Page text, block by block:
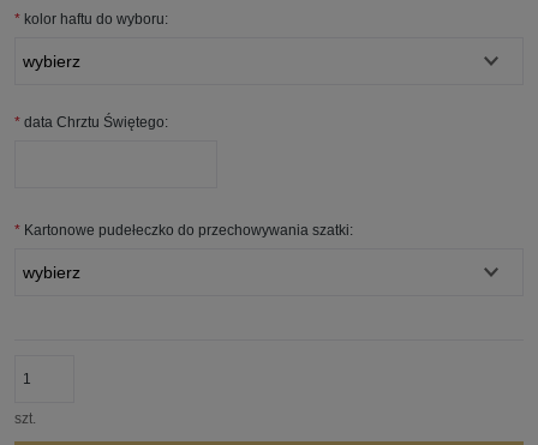
* kolor haftu do wyboru:
* data Chrztu Świętego:
* Kartonowe pudełeczko do przechowywania szatki:
szt.